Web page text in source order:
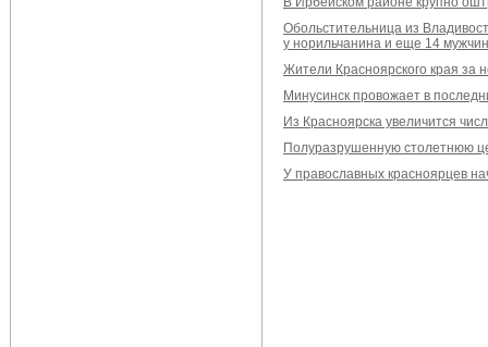
Обольстительница из
у норильчанина и еще 14
Жители Красноярского края за
Минусинск провожает в
Из Красноярска увеличится
Полуразрушенную столетнюю
У православных красноярцев